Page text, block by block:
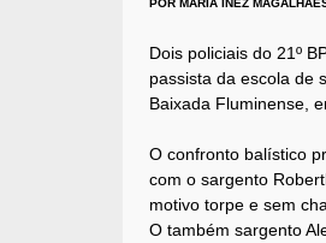
POR MARIA INEZ
Dois policiais do 21º
passista da escola de
Baixada Fluminense,
O confronto balístico
com o sargento
motivo torpe e sem
O também sargento